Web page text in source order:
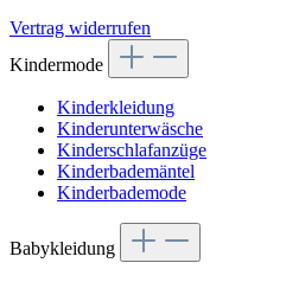
Vertrag widerrufen
Kindermode
Kinderkleidung
Kinderunterwäsche
Kinderschlafanzüge
Kinderbademäntel
Kinderbademode
Babykleidung